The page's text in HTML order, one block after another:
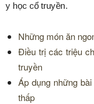
y học cổ truyền.
Những món ăn
Điều trị các triệu
truyền
Áp dụng những
thấp